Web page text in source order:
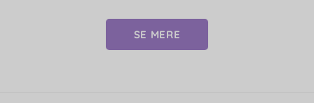
SE MERE